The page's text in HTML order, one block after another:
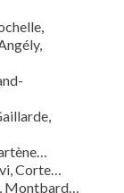
Corte…
Montbard…